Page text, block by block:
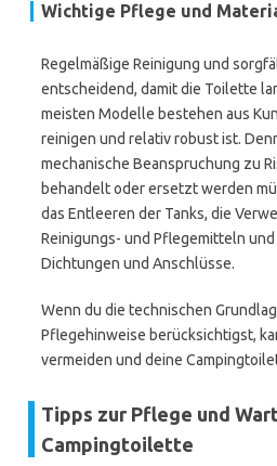
Wichtige Pflege und
Regelmäßige Reinigung und
entscheidend, damit die Toilette
meisten Modelle bestehen aus
reinigen und relativ robust ist.
mechanische Beanspruchung zu
behandelt oder ersetzt werden
das Entleeren der Tanks, die
Reinigungs- und Pflegemitteln
Dichtungen und Anschlüsse.
Wenn du die technischen
Pflegehinweise berücksichtigst,
vermeiden und deine
Tipps zur Pflege und
Campingtoilette